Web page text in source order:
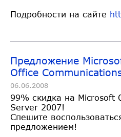
Подробности на сайте
Предложение
Office
06.06.2008
99% скидка на Microsoft
Server 2007!
Спешите
предложением!